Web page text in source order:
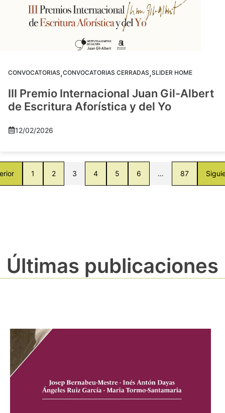
CONVOCATORIAS,CONVOCATORIAS CERRADAS,SLIDER HOME
III Premio Internacional Juan Gil-Albert
de Escritura Aforística y del Yo
12/02/2026
1 2 3 4 5 6 … 87
Últimas publicaciones